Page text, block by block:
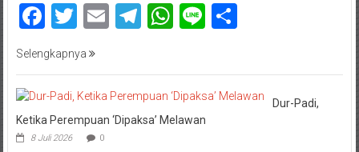
Facebook
Twitter
EmailTelegram
WhatsApp
LineShare
Selengkapnya
Dur-Padi,
Ketika Perempuan ‘Dipaksa’ Melawan
8 Juli 2026 0